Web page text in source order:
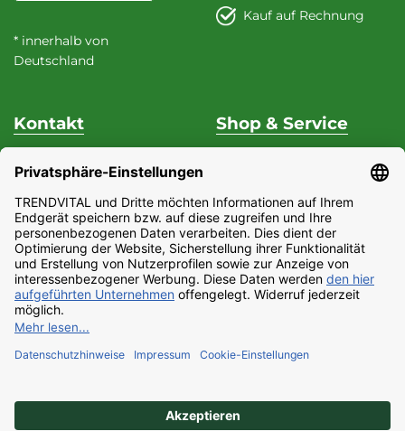
* innerhalb von
Deutschland
Kauf auf Rechnung
Kontakt
Unterstützung & Beratung
Fon +49 (0) 37 62 / 95 71 25
Fax+49 (0) 37 62 / 95 71 29
Mo - Do9:00 Uhr - 15:00
Uhr
Fr9:00 Uhr - 13:00 Uhr
E-Mail:
service@trendvital.de
Shop & Service
Datenschutz
Widerrufsrecht
Impressum
Partnerprogramm